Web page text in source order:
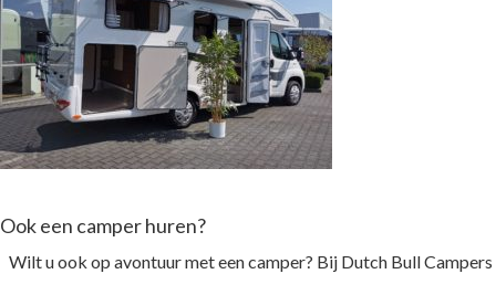
Ook een camper huren?
Wilt u ook op avontuur met een camper? Bij Dutch Bull Campers